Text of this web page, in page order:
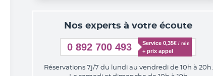
Nos experts à votre écoute
0 892 700 493 Service 0,35€ / min
+ prix appel
Réservations 7j/7 du lundi au vendredi de 10h à 20h.